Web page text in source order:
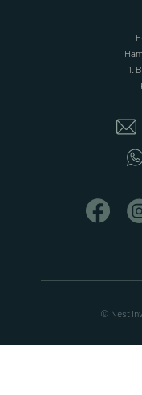
1.
© Nest